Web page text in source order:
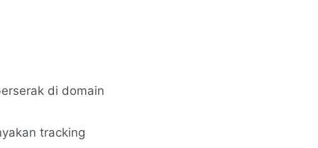
di domain
tracking